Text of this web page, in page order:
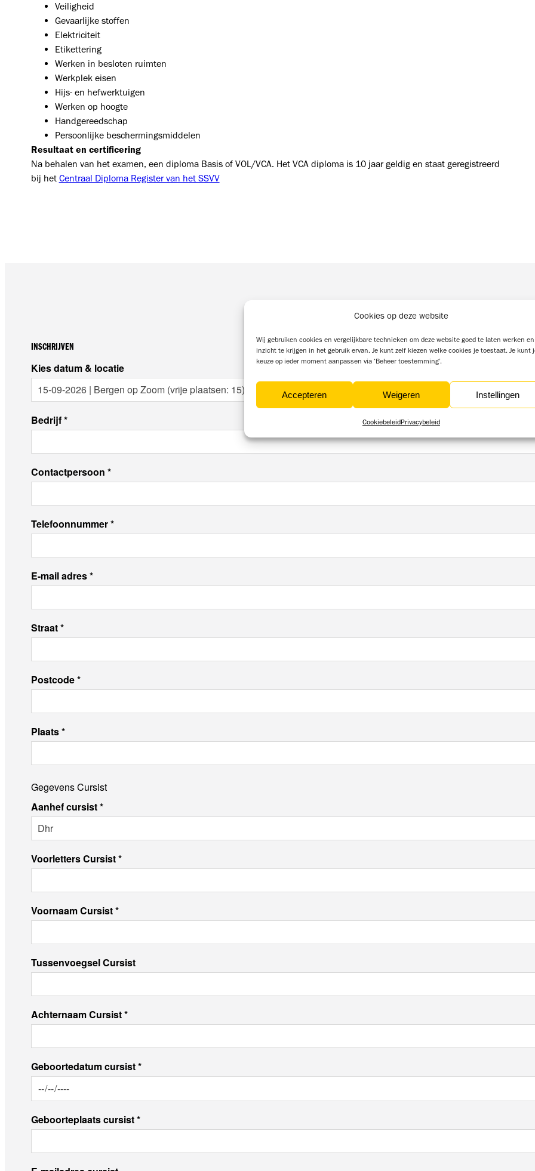
Cookies op deze website
Wij gebruiken cookies en vergelijkbare technieken om deze website goed te laten werken en
inzicht te krijgen in het gebruik ervan. Je kunt zelf kiezen welke cookies je toestaat. Je kunt
keuze op ieder moment aanpassen via ‘Beheer toestemming’.
Accepteren Weigeren Instellingen
CookiebeleidPrivacybeleid
Veiligheid
Gevaarlijke stoffen
Elektriciteit
Etikettering
Werken in besloten ruimten
Werkplek eisen
Hijs- en hefwerktuigen
Werken op hoogte
Handgereedschap
Persoonlijke beschermingsmiddelen
Resultaat en certificering
Na behalen van het examen, een diploma Basis of VOL/VCA. Het VCA diploma is 10 jaar geldig en staat geregistreerd
bij het Centraal Diploma Register van het SSVV
INSCHRIJVEN